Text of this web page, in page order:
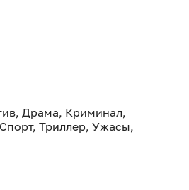
, Драма, Криминал,
Спорт, Триллер, Ужасы,